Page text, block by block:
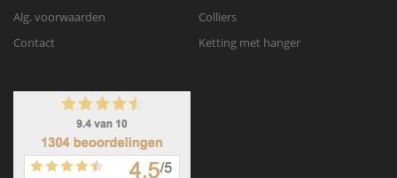
Alg. voorwaarden
Contact
Colliers
Ketting met hanger